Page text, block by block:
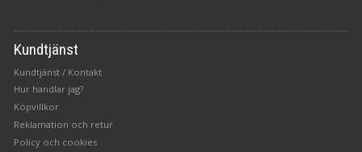
Kundtjänst
Kundtjänst / Kontakt
Hur handlar jag?
Köpvillkor
Reklamation och retur
Policy och cookies